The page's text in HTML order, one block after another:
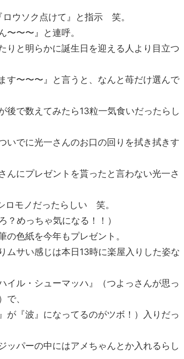
ロウソク点けて』と指示 笑。
〜〜』と連呼。
りと明らかに誕生日を迎える人より目立つ
す〜〜〜』と言うと、なんと苺だけ選んで
後で数えてみたら13粒一気食いだったらし
いでに光一さんのお口の回りを拭き拭きす
んにプレゼントを貰ったと言わない光一さ
ロモノだったらしい 笑。
？めっちゃ気になる！！）
の色紙を今年もプレゼント。
ムサい感じは本日13時に楽屋入りした姿な
イル・シューマッハ』（つよっさんが思っ
、
が『波』になってるのがツボ！）入りだっ
ッパーの中にはアメちゃんとか入れるらし